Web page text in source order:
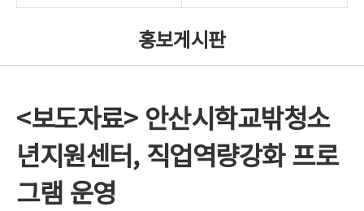
홍보게시판
<보도자료> 안산시학교밖청소
년지원센터, 직업역량강화 프로
그램 운영